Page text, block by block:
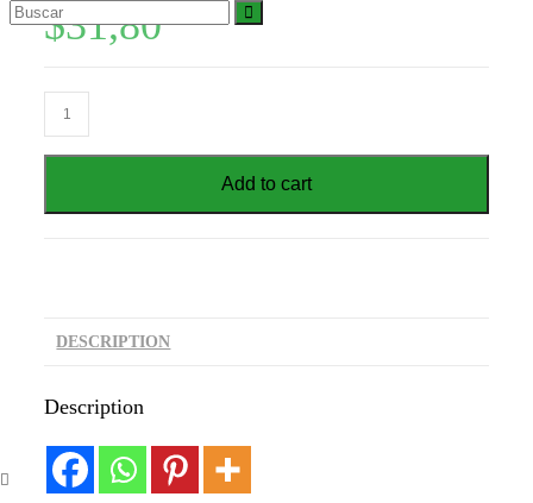
$31,80
Add to cart
DESCRIPTION
Description